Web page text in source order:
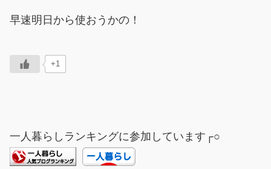
早速明日から使おうかの！
+1
一人暮らしランキングに参加しています┌○